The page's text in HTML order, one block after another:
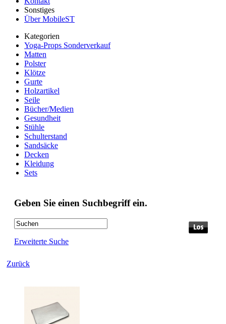
Sonstiges
Über MobileST
Kategorien
Yoga-Props Sonderverkauf
Matten
Polster
Klötze
Gurte
Holzartikel
Seile
Bücher/Medien
Gesundheit
Stühle
Schulterstand
Sandsäcke
Decken
Kleidung
Sets
Geben Sie einen Suchbegriff ein.
Erweiterte Suche
Zurück